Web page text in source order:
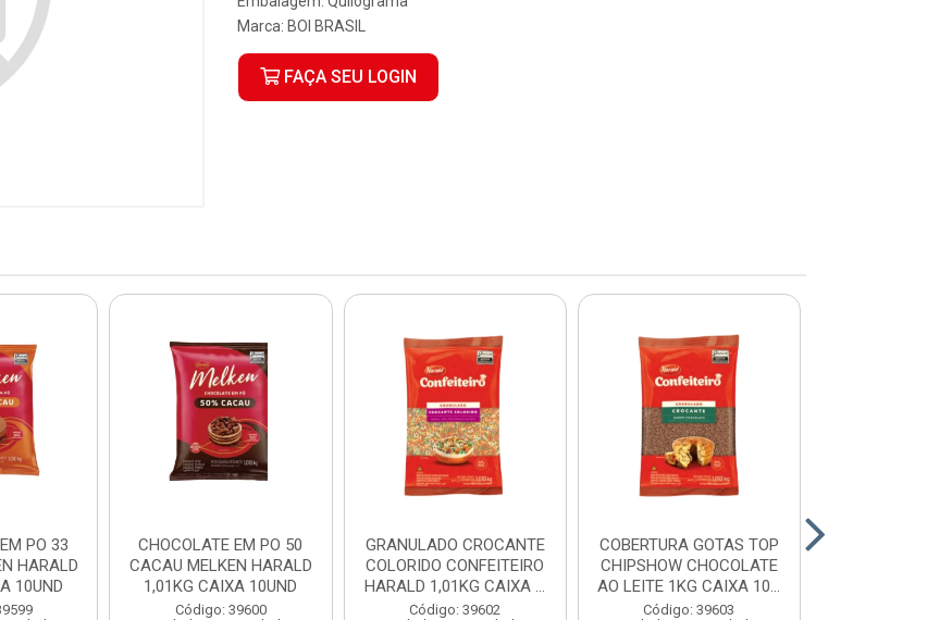
Marca: BOI BRASIL
FAÇA SEU LOGIN
PO 33
HARALD
10UND
CHOCOLATE EM PO 50
CACAU MELKEN HARALD
1,01KG CAIXA 10UND
Código: 39600
GRANULADO CROCANTE
COLORIDO CONFEITEIRO
HARALD 1,01KG CAIXA ...
Código: 39602
COBERTURA GOTAS TOP
CHIPSHOW CHOCOLATE
AO LEITE 1KG CAIXA 10...
Código: 39603